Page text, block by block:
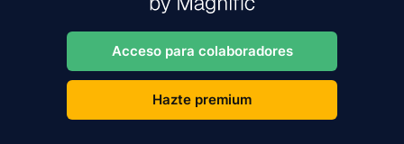
Acceso para colaboradores
Hazte premium